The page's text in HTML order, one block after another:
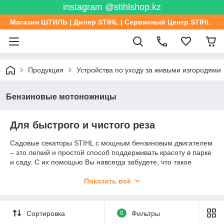
instagram @stihlshop.kz
Магазин ШТИЛЬ | Дилер STIHL | Сервисный Центр STIHL
Продукция Устройства по уходу за живыми изгородями
Бензиновые мотоножницы
Для быстрого и чистого реза
Садовые секаторы STIHL с мощным бензиновым двигателем
– это легкий и простой способ поддерживать красоту в парке
и саду. С их помощью Вы навсегда забудете, что такое
с жесткими ветками и непрогнозируемый результат работы.
в деле ландшафтного дизайна, гарантирующий безупречно
ровные кромки стриженых кустарников при минимальных
затратах времени. Мотоножницы не привязаны к источнику
Показать всё
Сортировка 0 Фильтры